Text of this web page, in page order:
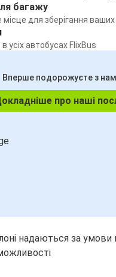
багажу
місце для зберігання
усіх автобусах FlixBus
Вперше подорожуєте з
про наші
надаються за умови